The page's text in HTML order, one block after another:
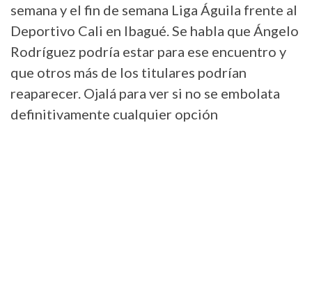
semana y el fin de semana Liga Águila frente al
Deportivo Cali en Ibagué. Se habla que Ángelo
Rodríguez podría estar para ese encuentro y
que otros más de los titulares podrían
reaparecer. Ojalá para ver si no se embolata
definitivamente cualquier opción